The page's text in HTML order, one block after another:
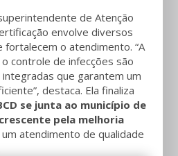
de Atenção
envolve diversos
o atendimento. “A
controle de infecções são
que garantem um
destaca. Ela finaliza
se junta ao município de
pela melhoria
atendimento de qualidade